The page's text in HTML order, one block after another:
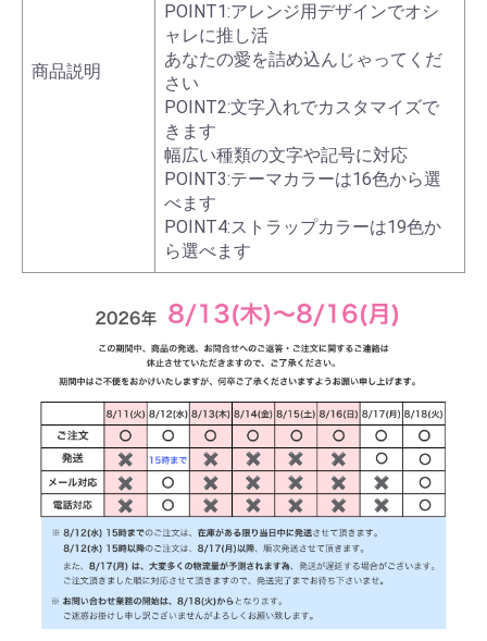
商品説明
POINT1:アレンジ用デザインでオシ
ャレに推し活
あなたの愛を詰め込んじゃってくだ
さい
POINT2:文字入れでカスタマイズで
きます
幅広い種類の文字や記号に対応
POINT3:テーマカラーは16色から選
べます
POINT4:ストラップカラーは19色か
ら選べます